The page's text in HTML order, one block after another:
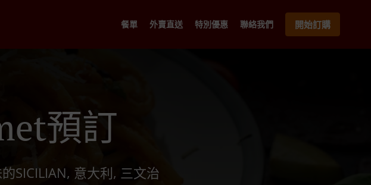
餐單 外賣直送 特別優惠 聯絡我們 開始訂購
預訂
SICILIAN, 意大利, 三文治